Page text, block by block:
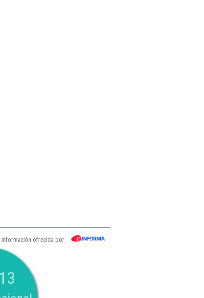
Información ofrecida por